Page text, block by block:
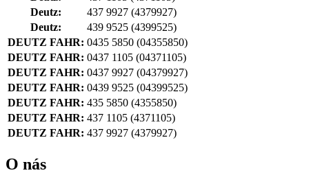
Deutz:
437 9927 (4379927)
Deutz:
439 9525 (4399525)
DEUTZ FAHR: 0435 5850 (04355850)
DEUTZ FAHR: 0437 1105 (04371105)
DEUTZ FAHR: 0437 9927 (04379927)
DEUTZ FAHR: 0439 9525 (04399525)
DEUTZ FAHR: 435 5850 (4355850)
DEUTZ FAHR: 437 1105 (4371105)
DEUTZ FAHR: 437 9927 (4379927)
O nás